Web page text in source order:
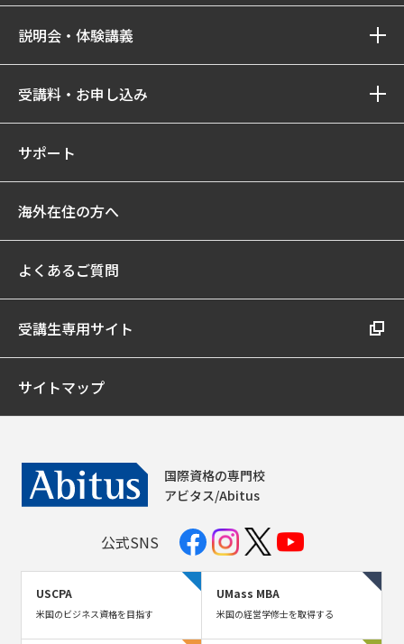
説明会・体験講義
受講料・お申し込み
サポート
海外在住の方へ
よくあるご質問
受講生専用サイト
サイトマップ
国際資格の専門校
アビタス/Abitus
公式SNS
USCPA
米国のビジネス資格を目指す
UMass MBA
米国の経営学修士を取得する